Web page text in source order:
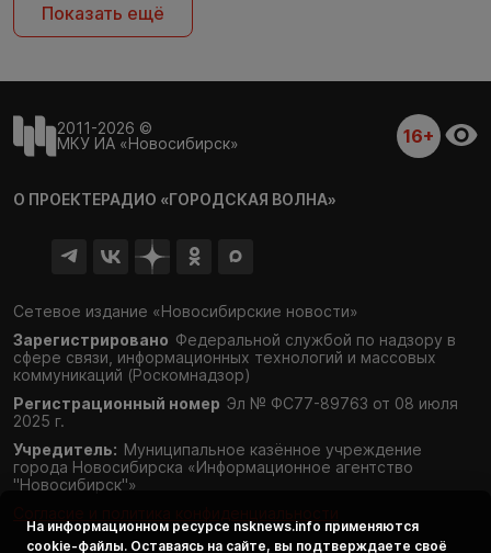
Показать ещё
2011-2026 ©
МКУ ИА «Новосибирск»
16+
О ПРОЕКТЕРАДИО «ГОРОДСКАЯ ВОЛНА»
Сетевое издание «Новосибирские новости»
Зарегистрировано Федеральной службой по надзору в
сфере связи, информационных технологий и массовых
коммуникаций (Роскомнадзор)
Регистрационный номер Эл № ФС77-89763 от 08 июля
2025 г.
Учредитель: Муниципальное казённое учреждение
города Новосибирска «Информационное агентство
"Новосибирск"»
На информационном ресурсе nsknews.info применяются
cookie-файлы. Оставаясь на сайте, вы подтверждаете своё